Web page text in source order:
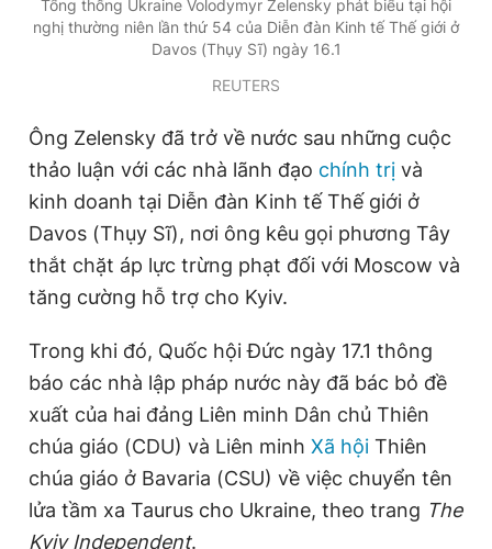
Tổng thống Ukraine Volodymyr Zelensky phát biểu tại hội
nghị thường niên lần thứ 54 của Diễn đàn Kinh tế Thế giới ở
Davos (Thụy Sĩ) ngày 16.1
REUTERS
Ông Zelensky đã trở về nước sau những cuộc
thảo luận với các nhà lãnh đạo chính trị và
kinh doanh tại Diễn đàn Kinh tế Thế giới ở
Davos (Thụy Sĩ), nơi ông kêu gọi phương Tây
thắt chặt áp lực trừng phạt đối với Moscow và
tăng cường hỗ trợ cho Kyiv.
Trong khi đó, Quốc hội Đức ngày 17.1 thông
báo các nhà lập pháp nước này đã bác bỏ đề
xuất của hai đảng Liên minh Dân chủ Thiên
chúa giáo (CDU) và Liên minh Xã hội Thiên
chúa giáo ở Bavaria (CSU) về việc chuyển tên
lửa tầm xa Taurus cho Ukraine, theo trang The
Kyiv Independent.